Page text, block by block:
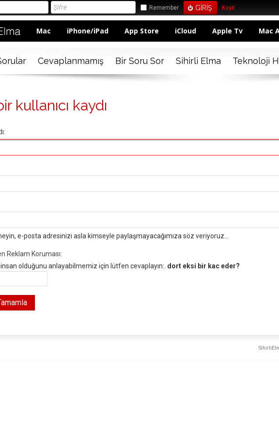
Remember Kayıt
Mac iPhone/iPad App Store iCloud Apple Tv Mac
Cevaplanmamış Bir Soru Sor Sihirli Elma Teknoloji
kullanıcı kaydı
e-posta adresinizi asla kimseyle paylaşmayacağımıza söz veriyoruz...
Reklam Koruması:
olduğunu anlayabilmemiz için lütfen cevaplayın:. dort eksi bir kac eder?